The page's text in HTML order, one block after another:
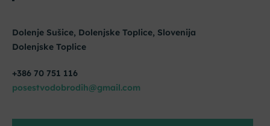
Dolenje Sušice, Dolenjske Toplice, Slovenija
Dolenjske Toplice
+386 70 751 116
posestvodobrodih@gmail.com